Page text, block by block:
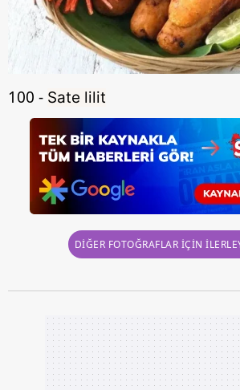
100 - Sate lilit
DİĞER FOTOĞRAFLAR İÇİN